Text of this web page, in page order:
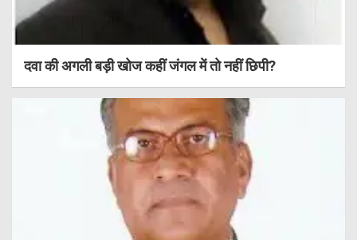
दवा की अगली बड़ी खोज कहीं जंगल में तो नहीं छिपी?